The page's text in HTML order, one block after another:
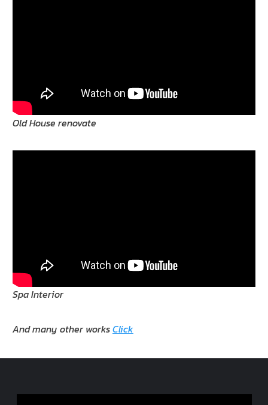
Old House renovate
Spa Interior
And many other worksClick